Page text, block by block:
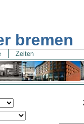
bremen
Zeiten